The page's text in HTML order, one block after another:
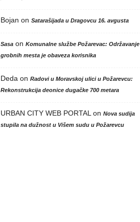
Bojan on Satarašijada u Dragovcu 16. avgusta
Sasaon Komunalne službe Požarevac: Održavanje
grobnih mesta je obaveza korisnika
Deda on Radovi u Moravskoj ulici u Požarevcu:
Rekonstrukcija deonice dugačke 700 metara
URBAN CITY WEB PORTAL on Nova sudija
stupila na dužnost u Višem sudu u Požarevcu